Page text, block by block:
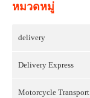
หมวดหมู่
delivery
Delivery Express
Motorcycle Transport